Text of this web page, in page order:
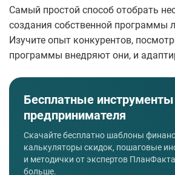
Самый простой способ отобрать
создания собственной программы
Изучите опыт конкурентов,
программы внедряют они, и
Бесплатные
предпринимателя
Скачайте бесплатно шаблоны
калькуляторы скидок, пошаговые
и методички от экспертов
больше.